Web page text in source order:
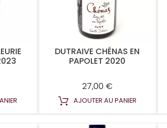
DUTRAIVE CHÉNAS EN
PAPOLET 2020
27,00 €Prix
AJOUTER AU PANIER